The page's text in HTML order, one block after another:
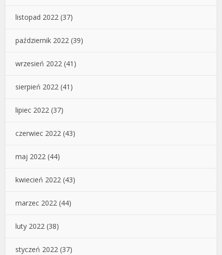
listopad 2022 (37)
październik 2022 (39)
wrzesień 2022 (41)
sierpień 2022 (41)
lipiec 2022 (37)
czerwiec 2022 (43)
maj 2022 (44)
kwiecień 2022 (43)
marzec 2022 (44)
luty 2022 (38)
styczeń 2022 (37)